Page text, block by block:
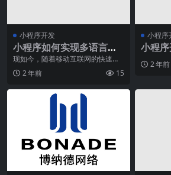
小程序开发
小程序如何实现多语言支
持？
现如今，随着移动互联网的快速发
展，小程序已成为了人们生活中不
可或缺的一部分。随着
2 年前 15
小程序
小程
全面介
2 年前